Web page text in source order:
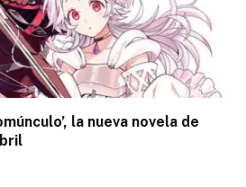
la nueva novela de